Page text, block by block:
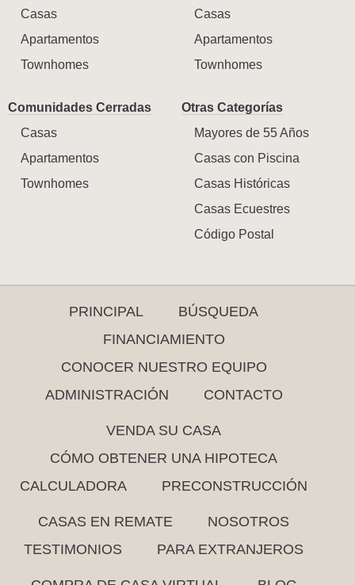
Casas
Apartamentos
Townhomes
Casas
Apartamentos
Townhomes
Comunidades Cerradas
Casas
Apartamentos
Townhomes
Otras Categorías
Mayores de 55 Años
Casas con Piscina
Casas Históricas
Casas Ecuestres
Código Postal
PRINCIPAL
BÚSQUEDA
FINANCIAMIENTO
CONOCER NUESTRO EQUIPO
ADMINISTRACIÓN
CONTACTO
VENDA SU CASA
CÓMO OBTENER UNA HIPOTECA
CALCULADORA
PRECONSTRUCCIÓN
CASAS EN REMATE
NOSOTROS
TESTIMONIOS
PARA EXTRANJEROS